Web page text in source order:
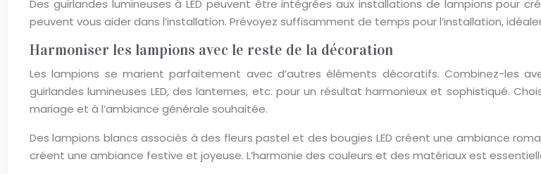
Des guirlandes lumineuses à LED peuvent être intégrées aux installations de lampions pour
peuvent vous aider dans l’installation. Prévoyez suffisamment de temps pour l’installation,
Harmoniser les lampions avec le reste de la décoration
Les lampions se marient parfaitement avec d’autres éléments décoratifs. Combinez-les
guirlandes lumineuses LED, des lanternes, etc. pour un résultat harmonieux et sophistiqué.
mariage et à l’ambiance générale souhaitée.
Des lampions blancs associés à des fleurs pastel et des bougies LED créent une ambiance
créent une ambiance festive et joyeuse. L’harmonie des couleurs et des matériaux est